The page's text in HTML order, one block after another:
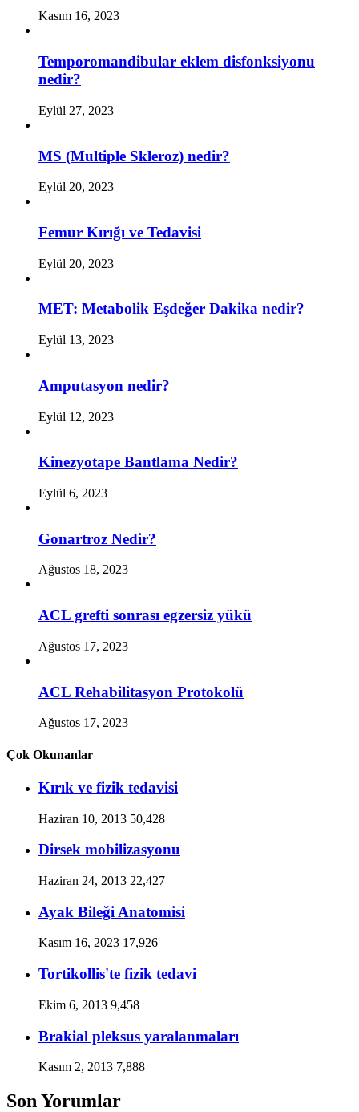
Kasım 16, 2023
Temporomandibular eklem disfonksiyonu
nedir?
Eylül 27, 2023
MS (Multiple Skleroz) nedir?
Eylül 20, 2023
Femur Kırığı ve Tedavisi
Eylül 20, 2023
MET: Metabolik Eşdeğer Dakika nedir?
Eylül 13, 2023
Amputasyon nedir?
Eylül 12, 2023
Kinezyotape Bantlama Nedir?
Eylül 6, 2023
Gonartroz Nedir?
Ağustos 18, 2023
ACL grefti sonrası egzersiz yükü
Ağustos 17, 2023
ACL Rehabilitasyon Protokolü
Ağustos 17, 2023
Çok Okunanlar
Kırık ve fizik tedavisi
Haziran 10, 2013 50,428
Dirsek mobilizasyonu
Haziran 24, 2013 22,427
Ayak Bileği Anatomisi
Kasım 16, 2023 17,926
Tortikollis'te fizik tedavi
Ekim 6, 2013 9,458
Brakial pleksus yaralanmaları
Kasım 2, 2013 7,888
Son Yorumlar